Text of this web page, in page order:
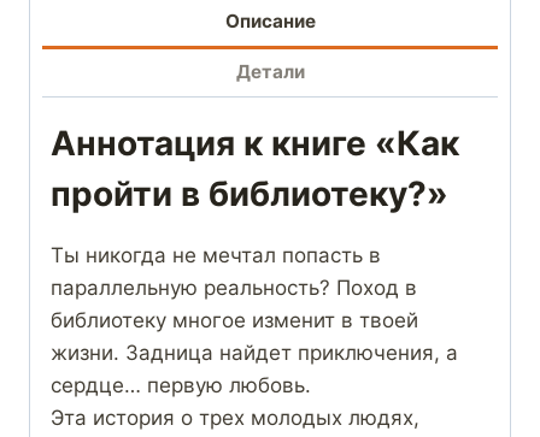
Описание
Детали
Аннотация к книге «Как
пройти в библиотеку?»
Ты никогда не мечтал попасть в
параллельную реальность? Поход в
библиотеку многое изменит в твоей
жизни. Задница найдет приключения, а
сердце… первую любовь.
Эта история о трех молодых людях,